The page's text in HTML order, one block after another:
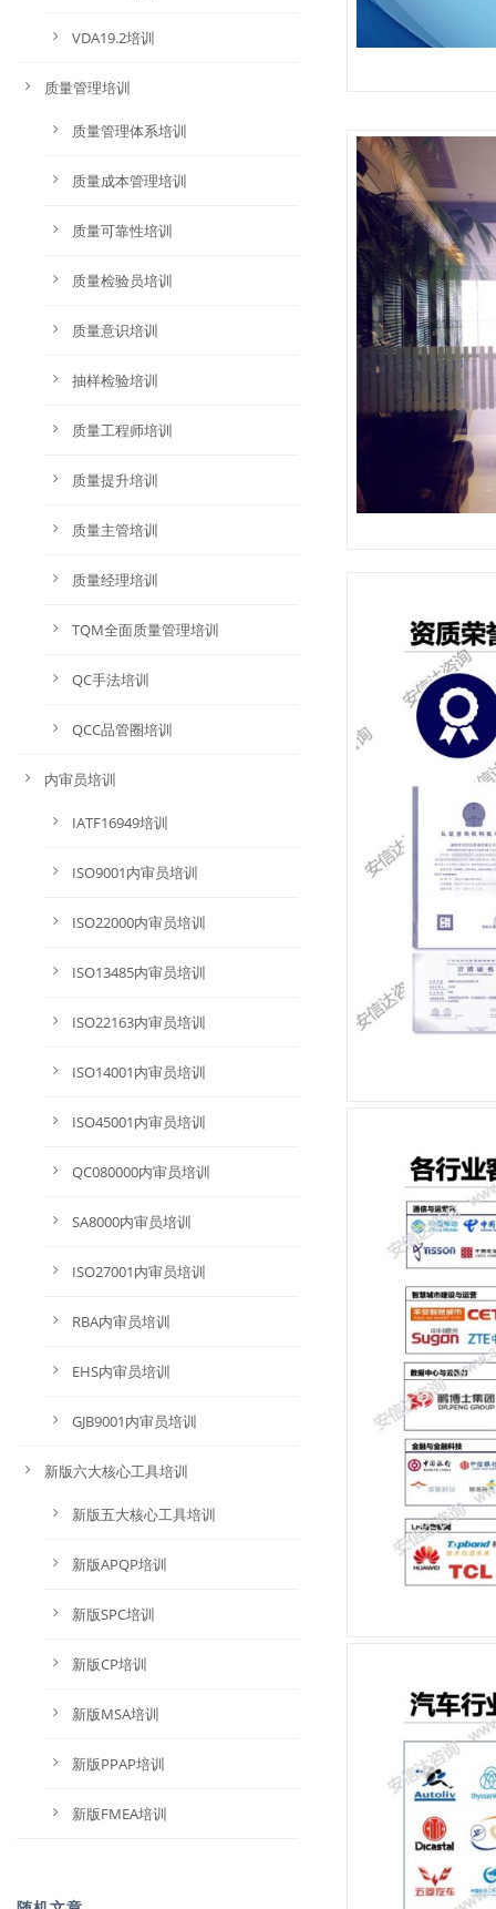
VDA19.2培训
质量管理培训
质量管理体系培训
质量成本管理培训
质量可靠性培训
质量检验员培训
质量意识培训
抽样检验培训
质量工程师培训
质量提升培训
质量主管培训
质量经理培训
TQM全面质量管理培训
QC手法培训
QCC品管圈培训
内审员培训
IATF16949培训
ISO9001内审员培训
ISO22000内审员培训
ISO13485内审员培训
ISO22163内审员培训
ISO14001内审员培训
ISO45001内审员培训
QC080000内审员培训
SA8000内审员培训
ISO27001内审员培训
RBA内审员培训
EHS内审员培训
GJB9001内审员培训
新版六大核心工具培训
新版五大核心工具培训
新版APQP培训
新版SPC培训
新版CP培训
新版MSA培训
新版PPAP培训
新版FMEA培训